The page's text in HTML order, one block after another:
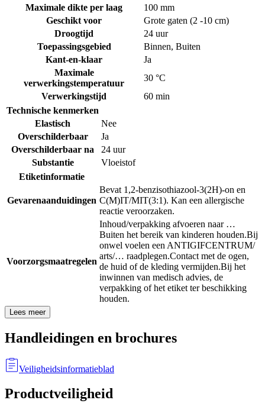
Maximale dikte per laag
100 mm
Geschikt voor
Grote gaten (2 -10 cm)
Droogtijd
24 uur
Toepassingsgebied
Binnen, Buiten
Kant-en-klaar
Ja
Maximale
verwerkingstemperatuur
30 °C
Verwerkingstijd
60 min
Technische kenmerken
Elastisch
Nee
Overschilderbaar
Ja
Overschilderbaar na
24 uur
Substantie
Vloeistof
Etiketinformatie
Gevarenaanduidingen
Bevat 1,2-benzisothiazool-3(2H)-on en
C(M)IT/MIT(3:1). Kan een allergische
reactie veroorzaken.
Voorzorgsmaatregelen
Inhoud/verpakking afvoeren naar …
Buiten het bereik van kinderen houden.Bij
onwel voelen een ANTIGIFCENTRUM/
arts/… raadplegen.Contact met de ogen,
de huid of de kleding vermijden.Bij het
inwinnen van medisch advies, de
verpakking of het etiket ter beschikking
houden.
Lees meer
Handleidingen en brochures
Veiligheidsinformatieblad
Productveiligheid